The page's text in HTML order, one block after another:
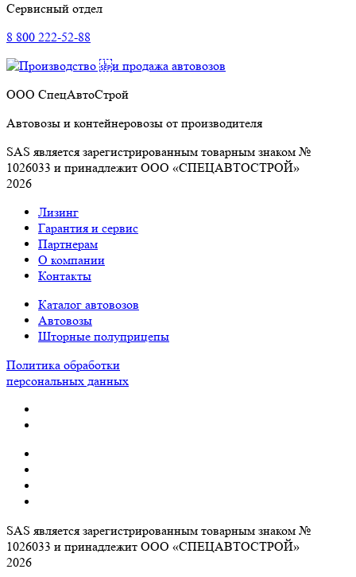
Сервисный отдел
8 800 222-52-88
ООО СпецАвтоСтрой
Автовозы и контейнеровозы от производителя
SAS является зарегистрированным товарным знаком №
1026033 и принадлежит ООО «СПЕЦАВТОСТРОЙ»
2026
Лизинг
Гарантия и сервис
Партнерам
О компании
Контакты
Каталог автовозов
Автовозы
Шторные полуприцепы
Политика обработки
персональных данных
SAS является зарегистрированным товарным знаком №
1026033 и принадлежит ООО «СПЕЦАВТОСТРОЙ»
2026